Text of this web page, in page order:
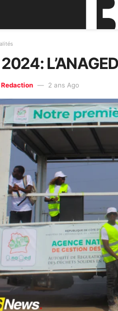
Redaction 2 ans Ago